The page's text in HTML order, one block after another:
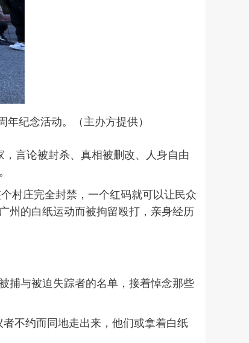
纪念活动。（主办方提供）
，言论被封杀、真相被删改、人身自由
村庄完全封禁，一个红码就可以让民众
州的白纸运动而被拘留殴打，亲身经历
捕与被迫失踪者的名单，接着悼念那些
不约而同地走出来，他们或拿着白纸